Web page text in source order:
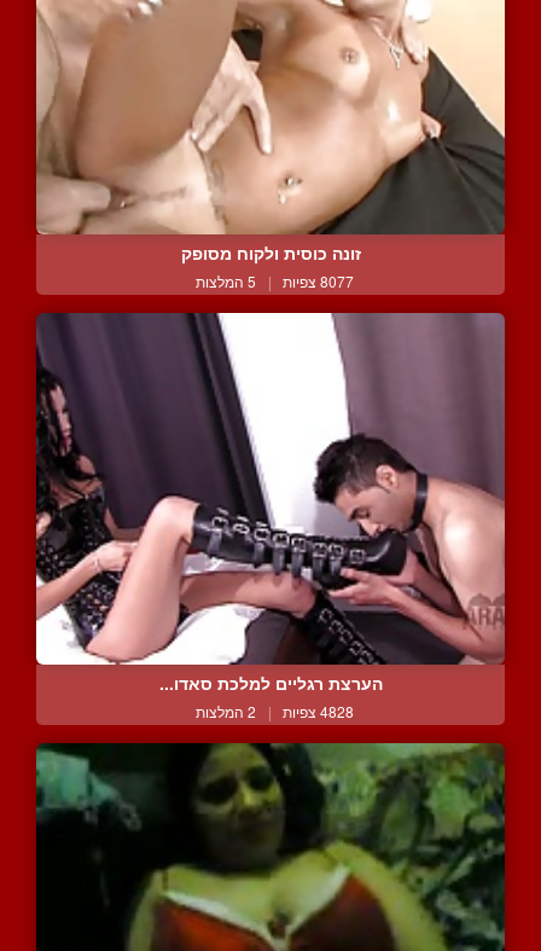
זונה כוסית ולקוח מסופק
8077 צפיות | 5 המלצות
הערצת רגליים למלכת סאדו...
4828 צפיות | 2 המלצות